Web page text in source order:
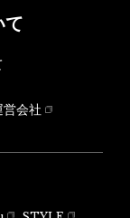
て
営会社